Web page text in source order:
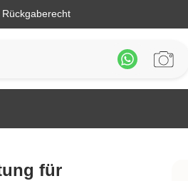
Rückgaberecht
für